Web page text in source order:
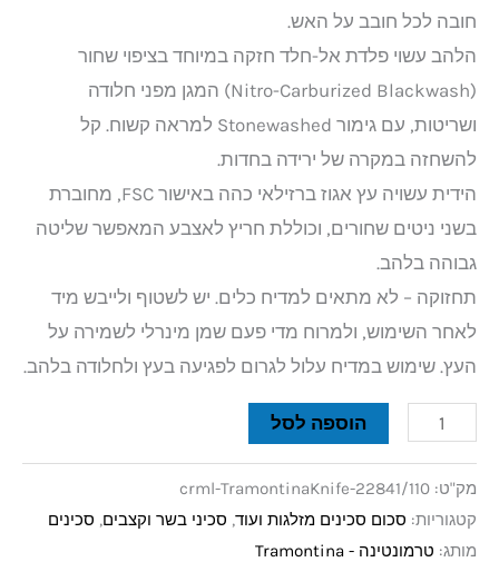
חובה לכל חובב על האש.
הלהב עשוי פלדת אל-חלד חזקה במיוחד בציפוי שחור
(Nitro-Carburized Blackwash) המגן מפני חלודה
ושריטות, עם גימור Stonewashed למראה קשוח. קל
להשחזה במקרה של ירידה בחדות.
הידית עשויה עץ אגוז ברזילאי כהה באישור FSC, מחוברת
בשני ניטים שחורים, וכוללת חריץ לאצבע המאפשר שליטה
גבוהה בלהב.
תחזוקה – לא מתאים למדיח כלים. יש לשטוף ולייבש מיד
לאחר השימוש, ולמרוח מדי פעם שמן מינרלי לשמירה על
העץ. שימוש במדיח עלול לגרום לפגיעה בעץ ולחלודה בלהב.
הוספה לסל
מק"ט: crml-TramontinaKnife-22841/110
קטגוריות: סכום סכינים מזלגות ועוד, סכיני בשר וקצבים, סכינים
מותג: טרמונטינה - Tramontina